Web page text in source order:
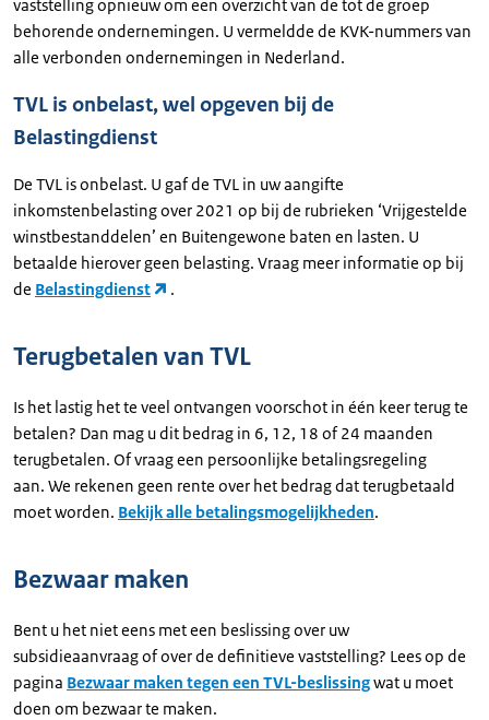
vaststelling opnieuw om een overzicht van de tot de groep
behorende ondernemingen. U vermeldde de KVK-nummers van
alle verbonden ondernemingen in Nederland.
TVL is onbelast, wel opgeven bij de
Belastingdienst
De TVL is onbelast. U gaf de TVL in uw aangifte
inkomstenbelasting over 2021 op bij de rubrieken ‘Vrijgestelde
winstbestanddelen’ en Buitengewone baten en lasten. U
betaalde hierover geen belasting. Vraag meer informatie op bij
de Belastingdienst .
Terugbetalen van TVL
Is het lastig het te veel ontvangen voorschot in één keer terug te
betalen? Dan mag u dit bedrag in 6, 12, 18 of 24 maanden
terugbetalen. Of vraag een persoonlijke betalingsregeling
aan. We rekenen geen rente over het bedrag dat terugbetaald
moet worden. Bekijk alle betalingsmogelijkheden.
Bezwaar maken
Bent u het niet eens met een beslissing over uw
subsidieaanvraag of over de definitieve vaststelling? Lees op de
pagina Bezwaar maken tegen een TVL-beslissingwat u moet
doen om bezwaar te maken.